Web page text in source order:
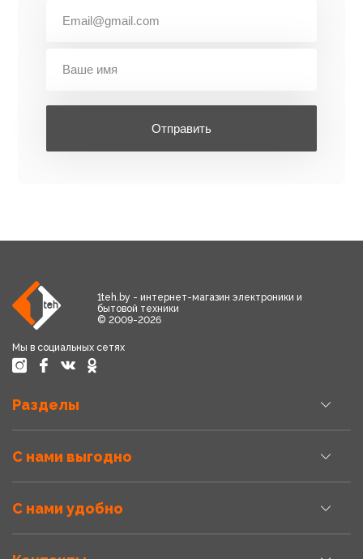
Отправить
1teh.by - интернет-магазин электроники и
бытовой техники
© 2009-2026
Мы в социальных сетях
Разделы
С нами выгодно
С нами удобно